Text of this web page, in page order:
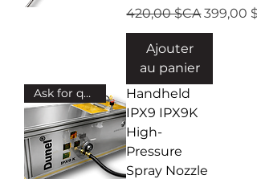
Prix original
420,00 $CAPrix
399,00
Ajouter
au panier
Ask for quote!
Handheld
IPX9 IPX9K
High-
Pressure
Spray Nozzle